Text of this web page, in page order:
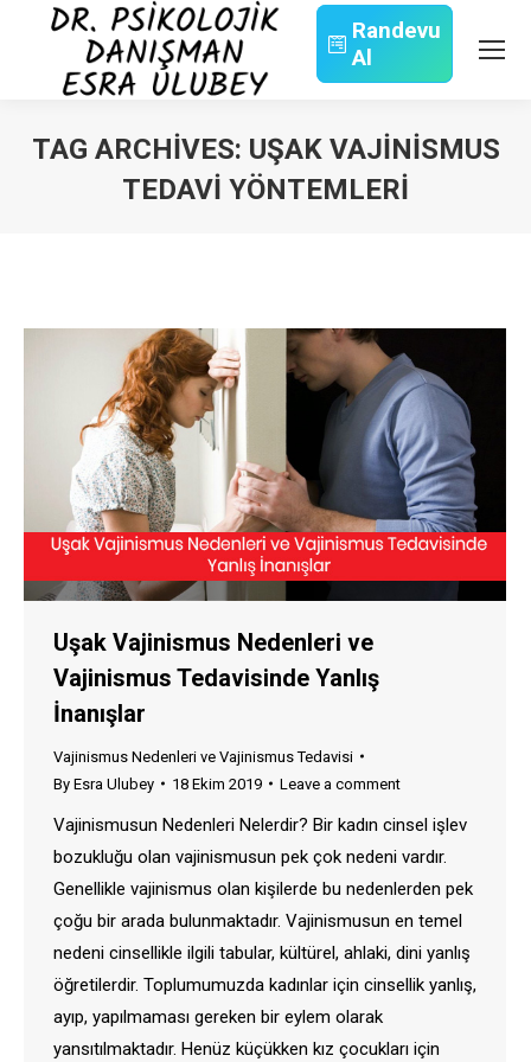
Randevu
Al
TAG ARCHIVES: UŞAK VAJINISMUS
TEDAVI YÖNTEMLERI
Uşak Vajinismus Nedenleri ve
Vajinismus Tedavisinde Yanlış
İnanışlar
Vajinismus Nedenleri ve Vajinismus Tedavisi
By Esra Ulubey 18 Ekim 2019 Leave a comment
Vajinismusun Nedenleri Nelerdir? Bir kadın cinsel işlev
bozukluğu olan vajinismusun pek çok nedeni vardır.
Genellikle vajinismus olan kişilerde bu nedenlerden pek
çoğu bir arada bulunmaktadır. Vajinismusun en temel
nedeni cinsellikle ilgili tabular, kültürel, ahlaki, dini yanlış
öğretilerdir. Toplumumuzda kadınlar için cinsellik yanlış,
ayıp, yapılmaması gereken bir eylem olarak
yansıtılmaktadır. Henüz küçükken kız çocukları için